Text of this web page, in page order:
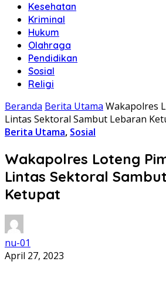
Kesehatan
Kriminal
Hukum
Olahraga
Pendidikan
Sosial
Religi
Beranda Berita Utama Wakapolres
Lintas Sektoral Sambut Lebaran
Berita Utama, Sosial
Wakapolres Loteng
Lintas Sektoral
Ketupat
nu-01
April 27, 2023